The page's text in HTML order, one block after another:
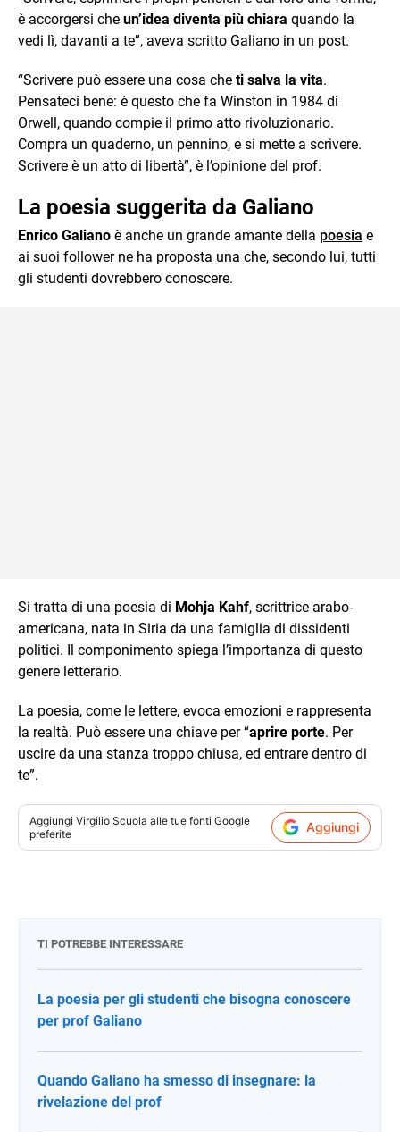
è accorgersi che un’idea diventa più chiara quando la
vedi lì, davanti a te”, aveva scritto Galiano in un post.
“Scrivere può essere una cosa che ti salva la vita.
Pensateci bene: è questo che fa Winston in 1984 di
Orwell, quando compie il primo atto rivoluzionario.
Compra un quaderno, un pennino, e si mette a scrivere.
Scrivere è un atto di libertà”, è l’opinione del prof.
La poesia suggerita da Galiano
Enrico Galiano è anche un grande amante della poesia e
ai suoi follower ne ha proposta una che, secondo lui, tutti
gli studenti dovrebbero conoscere.
Si tratta di una poesia di Mohja Kahf, scrittrice arabo-
americana, nata in Siria da una famiglia di dissidenti
politici. Il componimento spiega l’importanza di questo
genere letterario.
La poesia, come le lettere, evoca emozioni e rappresenta
la realtà. Può essere una chiave per “aprire porte. Per
uscire da una stanza troppo chiusa, ed entrare dentro di
te”.
Aggiungi Virgilio Scuola alle tue fonti Google
preferite
Aggiungi
TI POTREBBE INTERESSARE
La poesia per gli studenti che bisogna conoscere
per prof Galiano
Quando Galiano ha smesso di insegnare: la
rivelazione del prof